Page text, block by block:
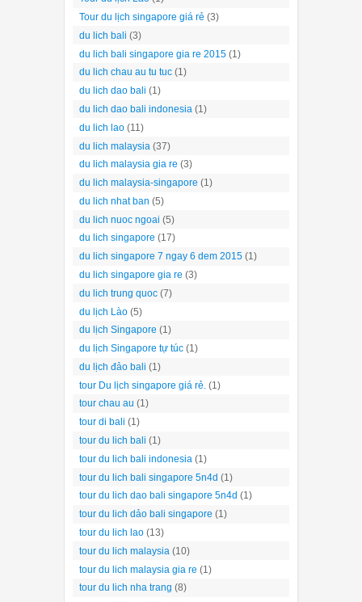
Tour du lịch Lào
(1)
Tour du lịch singapore giá rẻ (3)
du lich bali (3)
du lich bali singapore gia re 2015 (1)
(1)
(1)
du lich dao bali indonesia (1)
du lich lao (11)
du lich malaysia (37)
du lich malaysia gia re
(3)
du lich malaysia-singapore
(1)
du lich nhat ban (5)
du lich nuoc ngoai (5)
du lich singapore
(17)
du lich singapore 7 ngay 6 dem 2015
(1)
du lich singapore gia re (3)
du lich trung quoc (7)
du lịch Lào (5)
du lịch Singapore
(1)
du lịch Singapore tự túc
(1)
du lịch đảo bali (1)
tour Du lịch singapore giá rẻ. (1)
(1)
(1)
tour du lich bali (1)
tour du lich bali indonesia (1)
tour du lich bali singapore 5n4d (1)
tour du lich dao bali singapore 5n4d
(1)
tour du lich dảo bali singapore
(1)
tour du lich lao (13)
tour du lich malaysia (10)
tour du lich malaysia gia re (1)
tour du lich nha trang (8)